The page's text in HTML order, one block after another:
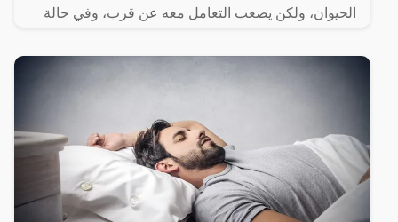
الحيوان، ولكن يصعب التعامل معه عن قرب، وفي حالة